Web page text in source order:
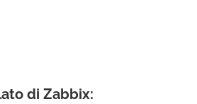
di Zabbix: